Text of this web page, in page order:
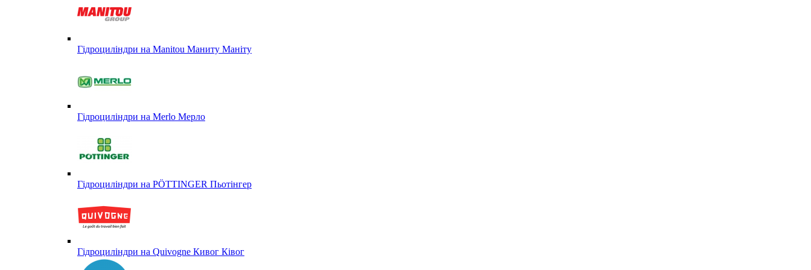
Гідроциліндри на Manitou Маниту Маніту
Гідроциліндри на Merlo Мерло
Гідроциліндри на PÖTTINGER Пьотінгер
Гідроциліндри на Quivogne Кивог Ківог